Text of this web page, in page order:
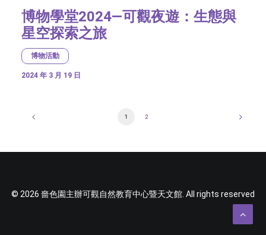
博物學堂2024—可觀夜遊：生態與
星空探索之旅
博物活動
2024 年 3 月 19 日
1 2
© 2026 嗇色園主辦可觀自然教育中心暨天文館. All rights reserved